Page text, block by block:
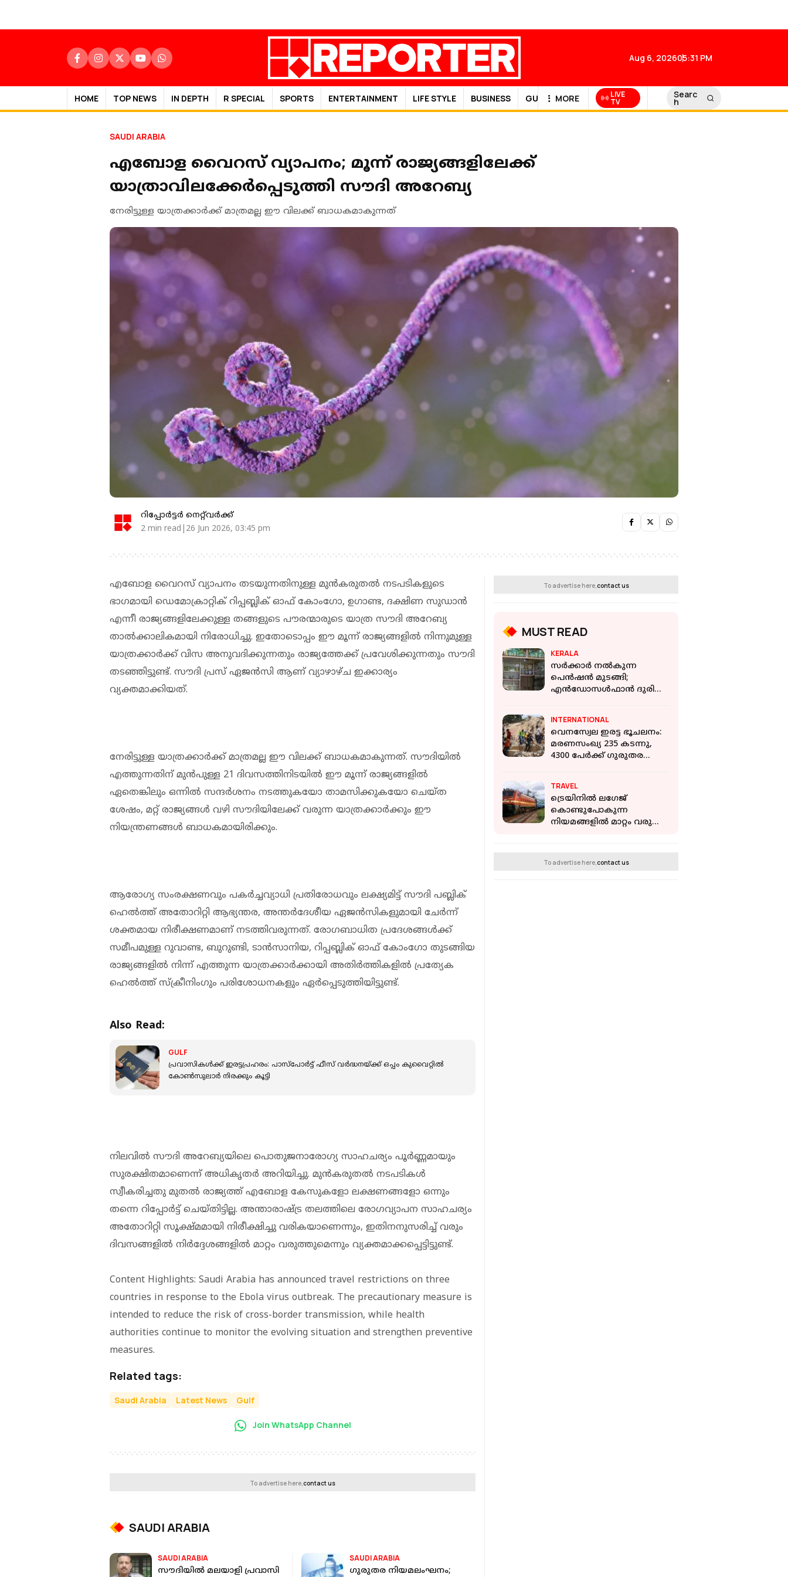
Aug 6, 202605:31 PM
HOME TOP NEWS IN DEPTH R SPECIAL SPORTS ENTERTAINMENT LIFE STYLE BUSINESS GULF NEWS
MORE LIVE
TV
Searc
h
SAUDI ARABIA
എബോള വൈറസ് വ്യാപനം; മൂന്ന് രാജ്യങ്ങളിലേക്ക്
യാത്രാവിലക്കേർപ്പെടുത്തി സൗദി അറേബ്യ
നേരിട്ടുള്ള യാത്രക്കാർക്ക് മാത്രമല്ല ഈ വിലക്ക് ബാധകമാകുന്നത്
റിപ്പോർട്ടർ നെറ്റ്‌വര്‍ക്ക്‌
2 min read|26 Jun 2026, 03:45 pm
എബോള വൈറസ് വ്യാപനം തടയുന്നതിനുള്ള മുൻകരുതൽ നടപടികളുടെ
ഭാഗമായി ഡെമോക്രാറ്റിക് റിപ്പബ്ലിക് ഓഫ് കോംഗോ, ഉഗാണ്ട, ദക്ഷിണ സുഡാൻ
എന്നീ രാജ്യങ്ങളിലേക്കുള്ള തങ്ങളുടെ പൗരന്മാരുടെ യാത്ര സൗദി അറേബ്യ
താൽക്കാലികമായി നിരോധിച്ചു. ഇതോടൊപ്പം ഈ മൂന്ന് രാജ്യങ്ങളിൽ നിന്നുമുള്ള
യാത്രക്കാർക്ക് വിസ അനുവദിക്കുന്നതും രാജ്യത്തേക്ക് പ്രവേശിക്കുന്നതും സൗദി
തടഞ്ഞിട്ടുണ്ട്. സൗദി പ്രസ് ഏജൻസി ആണ് വ്യാഴാഴ്ച ഇക്കാര്യം
വ്യക്തമാക്കിയത്.
നേരിട്ടുള്ള യാത്രക്കാർക്ക് മാത്രമല്ല ഈ വിലക്ക് ബാധകമാകുന്നത്. സൗദിയിൽ
എത്തുന്നതിന് മുൻപുള്ള 21 ദിവസത്തിനിടയിൽ ഈ മൂന്ന് രാജ്യങ്ങളിൽ
ഏതെങ്കിലും ഒന്നിൽ സന്ദർശനം നടത്തുകയോ താമസിക്കുകയോ ചെയ്ത
ശേഷം, മറ്റ് രാജ്യങ്ങൾ വഴി സൗദിയിലേക്ക് വരുന്ന യാത്രക്കാർക്കും ഈ
നിയന്ത്രണങ്ങൾ ബാധകമായിരിക്കും.
ആരോഗ്യ സംരക്ഷണവും പകർച്ചവ്യാധി പ്രതിരോധവും ലക്ഷ്യമിട്ട് സൗദി പബ്ലിക്
ഹെൽത്ത് അതോറിറ്റി ആഭ്യന്തര, അന്തർദേശീയ ഏജൻസികളുമായി ചേർന്ന്
ശക്തമായ നിരീക്ഷണമാണ് നടത്തിവരുന്നത്. രോഗബാധിത പ്രദേശങ്ങൾക്ക്
സമീപമുള്ള റുവാണ്ട, ബുറുണ്ടി, ടാൻസാനിയ, റിപ്പബ്ലിക് ഓഫ് കോംഗോ തുടങ്ങിയ
രാജ്യങ്ങളിൽ നിന്ന് എത്തുന്ന യാത്രക്കാർക്കായി അതിർത്തികളിൽ പ്രത്യേക
ഹെൽത്ത് സ്ക്രീനിംഗും പരിശോധനകളും ഏർപ്പെടുത്തിയിട്ടുണ്ട്.
Also Read:
GULF
പ്രവാസികൾക്ക് ഇരട്ടപ്രഹരം: പാസ്പോർട്ട് ഫീസ് വർദ്ധനയ്ക്ക് ഒപ്പം കുവൈറ്റിൽ
കോൺസുലാർ നിരക്കും കൂട്ടി
നിലവിൽ സൗദി അറേബ്യയിലെ പൊതുജനാരോഗ്യ സാഹചര്യം പൂർണ്ണമായും
സുരക്ഷിതമാണെന്ന് അധികൃതർ അറിയിച്ചു. മുൻകരുതൽ നടപടികൾ
സ്വീകരിച്ചതു മുതൽ രാജ്യത്ത് എബോള കേസുകളോ ലക്ഷണങ്ങളോ ഒന്നും
തന്നെ റിപ്പോർട്ട് ചെയ്തിട്ടില്ല. അന്താരാഷ്ട്ര തലത്തിലെ രോഗവ്യാപന സാഹചര്യം
അതോറിറ്റി സൂക്ഷ്മമായി നിരീക്ഷിച്ചു വരികയാണെന്നും, ഇതിനനുസരിച്ച് വരും
ദിവസങ്ങളിൽ നിർദ്ദേശങ്ങളിൽ മാറ്റം വരുത്തുമെന്നും വ്യക്തമാക്കപ്പെട്ടിട്ടുണ്ട്.
Content Highlights: Saudi Arabia has announced travel restrictions on three
countries in response to the Ebola virus outbreak. The precautionary measure is
intended to reduce the risk of cross-border transmission, while health
authorities continue to monitor the evolving situation and strengthen preventive
measures.
Related tags:
Saudi Arabia Latest News Gulf
Join WhatsApp Channel
To advertise here,contact us
SAUDI ARABIA
SAUDI ARABIA
സൗദിയിൽ മലയാളി പ്രവാസി
SAUDI ARABIA
ഗുരുതര നിയമലംഘനം;
To advertise here, contact us
MUST READ
KERALA
സര്‍ക്കാര്‍ നല്‍കുന്ന
പെന്‍ഷന്‍ മുടങ്ങി;
എന്‍ഡോസള്‍ഫാന്‍ ദുരിത
INTERNATIONAL
വെനസ്വേല ഇരട്ട ഭൂചലനം:
മരണസംഖ്യ 235 കടന്നു,
4300 പേര്‍ക്ക് ഗുരുതര
TRAVEL
ട്രെയിനില്‍ ലഗേജ്
കൊണ്ടുപോകുന്ന
നിയമങ്ങളില്‍ മാറ്റം വരുത്തി
To advertise here, contact us